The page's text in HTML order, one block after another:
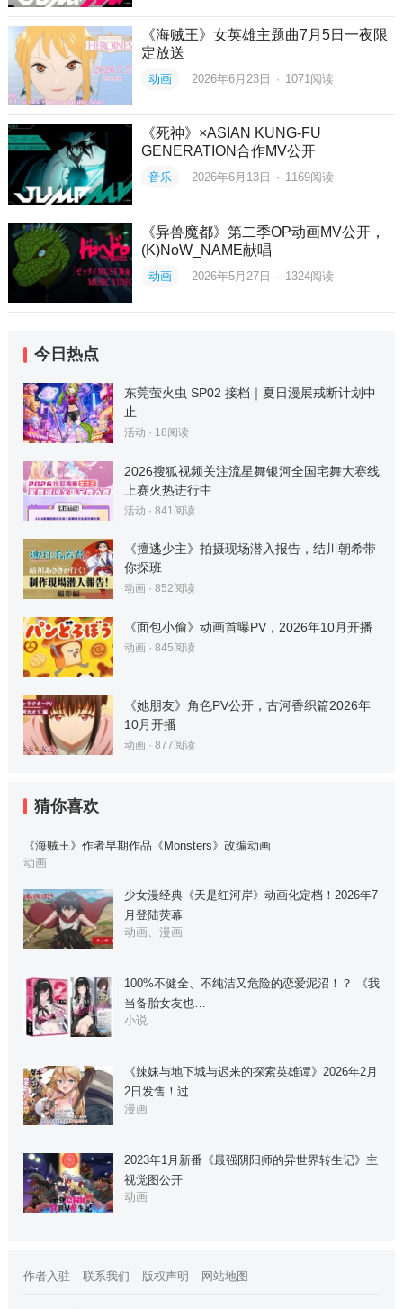
《海贼王》女英雄主题曲7月5日一夜限
定放送
动画 2026年6月23日 · 1071 阅读
《死神》×ASIAN KUNG-FU
GENERATION合作MV公开
音乐 2026年6月13日 · 1169阅读
《异兽魔都》第二季OP动画MV公开，
(K)NoW_NAME献唱
动画 2026年5月27日 · 1324阅读
今日热点
东莞萤火虫 SP02 接档｜夏日漫展戒断计划中
止
活动 · 18阅读
2026搜狐视频关注流星舞银河全国宅舞大赛线
上赛火热进行中
活动 · 841 阅读
《擅逃少主》拍摄现场潜入报告，结川朝希带
你探班
动画· 852阅读
《面包小偷》动画首曝PV，2026年10月开播
动画· 845阅读
《她朋友》角色PV公开，古河香织篇2026年
10月开播
动画· 877阅读
猜你喜欢
《海贼王》作者早期作品《Monsters》改编动画
动画
少女漫经典《天是红河岸》动画化定档！2026年7
月登陆荧幕
动画、漫画
100%不健全、不纯洁又危险的恋爱泥沼！？ 《我
当备胎女友也…
小说
《辣妹与地下城与迟来的探索英雄谭》2026年2月
2日发售！过…
漫画
2023年1月新番《最强阴阳师的异世界转生记》主
视觉图公开
动画
作者入驻 联系我们 版权声明 网站地图